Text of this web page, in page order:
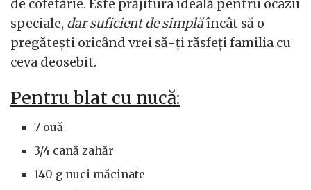
de cofetărie. Este prăjitura ideală pentru ocazii
speciale, dar suficient de simplăîncât să o
pregătești oricând vrei să-ți răsfeți familia cu
ceva deosebit.
Pentru blat cu nucă:
7 ouă
3/4 cană zahăr
140 g nuci măcinate